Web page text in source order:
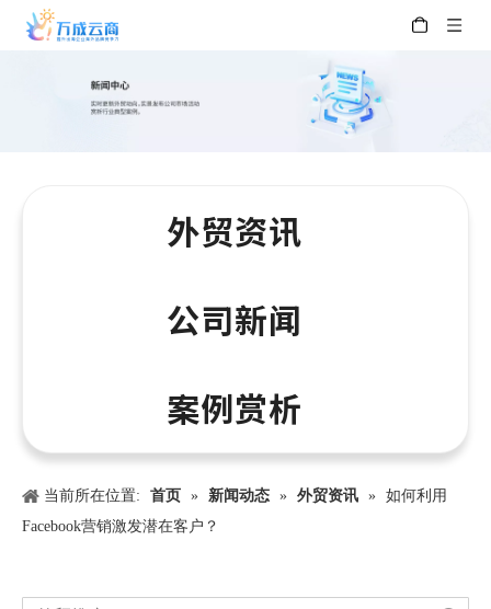
外贸资讯
公司新闻
案例赏析
当前所在位置: 首页 » 新闻动态 » 外贸资讯 » 如何利用
Facebook营销激发潜在客户？